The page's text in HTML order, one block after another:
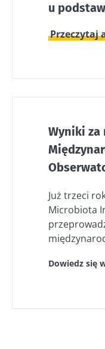
u
Przeczytaj
Wyniki za
Już trzeci
Microbiota
Dowiedz się